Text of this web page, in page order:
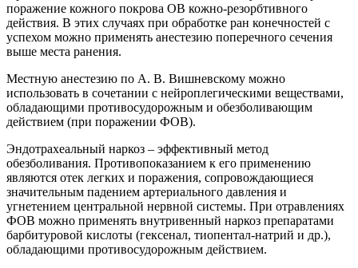
поражение кожного покрова ОВ кожно-резорбтивного
действия. В этих случаях при обработке ран конечностей с
успехом можно применять анестезию поперечного сечения
выше места ранения.
Местную анестезию по А. В. Вишневскому можно
использовать в сочетании с нейроплегическими веществами,
обладающими противосудорожным и обезболивающим
действием (при поражении ФОВ).
Эндотрахеальный наркоз – эффективный метод
обезболивания. Противопоказанием к его применению
являются отек легких и поражения, сопровождающиеся
значительным падением артериального давления и
угнетением центральной нервной системы. При отравлениях
ФОВ можно применять внутривенный наркоз препаратами
барбитуровой кислоты (гексенал, тиопентал-натрий и др.),
обладающими противосудорожным действием.